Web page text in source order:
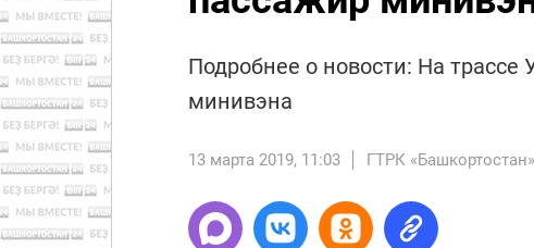
Подробнее о новости: На трассе
минивэна
13 марта 2019, 11:03 ГТРК «Башкортостан»